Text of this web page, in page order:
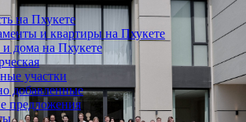
на Пхукете
и квартиры на Пхукете
дома на Пхукете
участки
добавленные
предложения